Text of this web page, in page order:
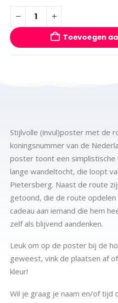
Toevoegen
Stijlvolle (invul)poster met de
koningsnummer van de
poster toont een simplistische
lange wandeltocht, die loopt
Pietersberg. Naast de route
getoond, die de route
cadeau aan iemand die hem
zelf als blijvend aandenken.
Leuk om op de poster bij de
geweest, vink de plaatsen af
kleur!
Wil je graag je naam en/of tijd